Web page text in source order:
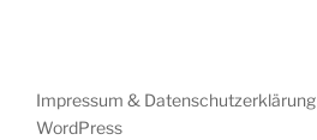
Impressum & Datenschutzerklärung
WordPress